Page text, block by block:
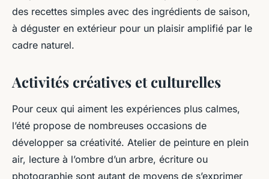
des recettes simples avec des ingrédients de saison,
à déguster en extérieur pour un plaisir amplifié par le
cadre naturel.
Activités créatives et culturelles
Pour ceux qui aiment les expériences plus calmes,
l’été propose de nombreuses occasions de
développer sa créativité. Atelier de peinture en plein
air, lecture à l’ombre d’un arbre, écriture ou
photographie sont autant de moyens de s’exprimer